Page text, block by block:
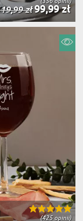
zł99,99 zł
(425 opinii)